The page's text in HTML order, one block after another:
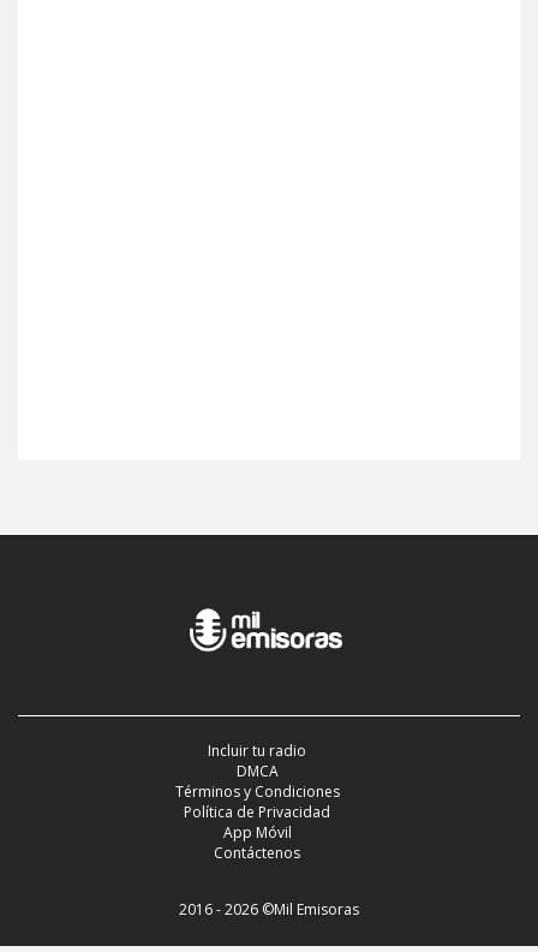
Incluir tu radio
DMCA
Términos y Condiciones
Política de Privacidad
App Móvil
Contáctenos
2016 - 2026 ©Mil Emisoras